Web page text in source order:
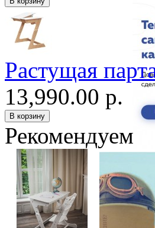
Растущая
13,990.00 р.
Рекомендуем